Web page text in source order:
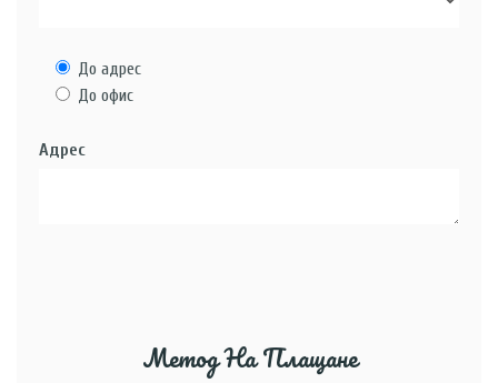
До адрес
До офис
Адрес
Метод На Плащане